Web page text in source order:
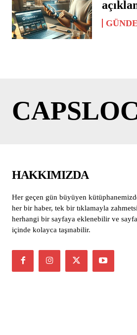
HAKKIMIZDA
Her geçen gün büyüyen
her bir haber, tek bir tıklamayla
herhangi bir sayfaya eklenebilir ve sayfa
içinde kolayca taşınabilir.